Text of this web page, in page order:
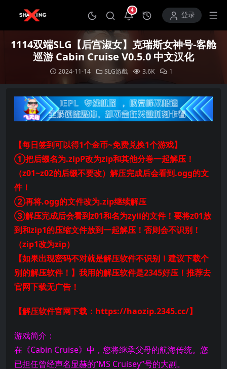
4
打开通知中心登录
1114双端SLG【后宫淑女】克瑞斯女神号-客舱
巡游 Cabin Cruise V0.5.0 中文汉化
2024-11-14 SLG游戲 3.6K 1
【每日签到可以得1个金币~免费兑换1个游戏】
①把后缀名为.zipP改为zip和其他分卷一起解压！
（z01~z02的后缀不要改）解压完成后会看到.ogg的文
件！
②再将.ogg的文件改为.zip继续解压
③解压完成后会看到z01和名为zyii的文件！要将z01放
到和zip1的压缩文件放到一起解压！否则会不识别！
（zip1改为zip）
【如果出现密码不对就是解压软件不识别！建议下载个
别的解压软件！】我用的解压软件是2345好压！推荐去
官网下载无广告！
【解压软件官网下载：https://haozip.2345.cc/】
游戏简介：
在《Cabin Cruise》中，您将继承父母的航海传统。您
已担任曾经声名显赫的“MS Cruisey”号的大副。